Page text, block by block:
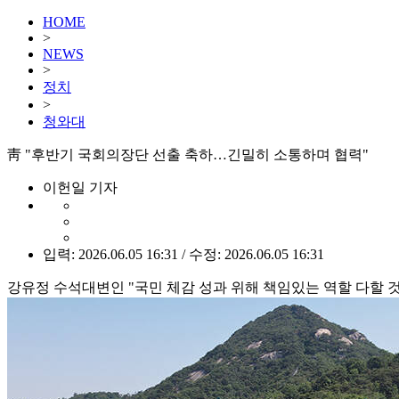
HOME
>
NEWS
>
정치
>
청와대
靑 "후반기 국회의장단 선출 축하…긴밀히 소통하며 협력"
이헌일 기자
입력: 2026.06.05 16:31 / 수정: 2026.06.05 16:31
강유정 수석대변인 "국민 체감 성과 위해 책임있는 역할 다할